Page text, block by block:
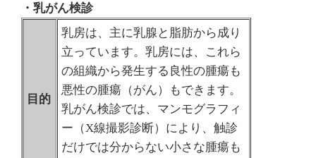
・乳がん検診
目的
乳房は、主に乳腺と脂肪から成り
立っています。乳房には、これら
の組織から発生する良性の腫瘍も
悪性の腫瘍（がん）もできます。
乳がん検診では、マンモグラフィ
ー（X線撮影診断）により、触診
だけでは分からない小さな腫瘍も